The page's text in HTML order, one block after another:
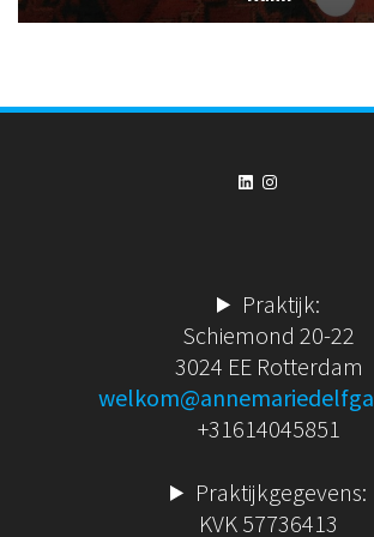
LinkedIn
Instagram
Praktijk:
Schiemond 20-22
3024 EE Rotterdam
+31614045851
Praktijkgegevens:
KVK 57736413